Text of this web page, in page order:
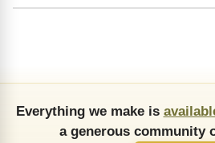
Everything we make is
a generous community